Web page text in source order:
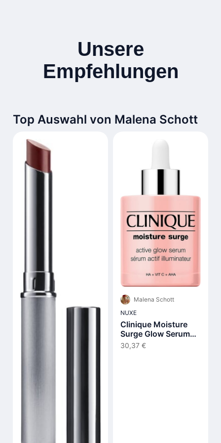
Unsere
Empfehlungen
Top Auswahl von Malena Schott
Malena Schott
NUXE
Clinique Moisture
Surge Glow Serum
30 ml
30,37 €